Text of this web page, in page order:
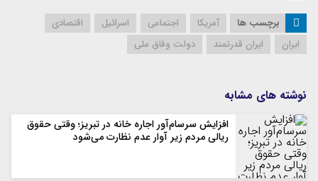
برچسب ها آمریکا اجتماعی اسرائیل
اقتصادی
ایران
ایران قدرتمند دولت وفاق ملی
نوشته های مشابه
افزایش سرسام‌آور اجاره خانه در تبریز؛ وقتی حقوق
ریالی مردم زیر آوار عدم نظارت می‌شود